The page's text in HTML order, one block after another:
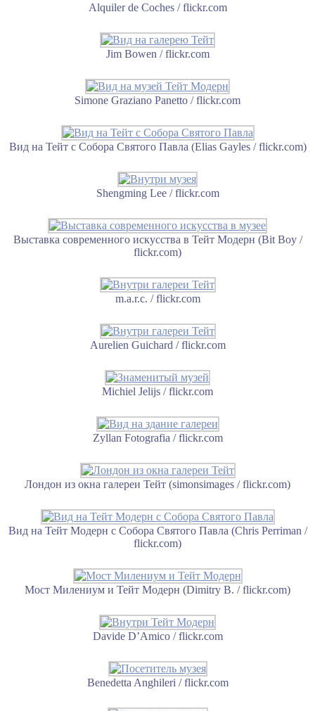
Alquiler de Coches / flickr.com
Jim Bowen / flickr.com
Simone Graziano Panetto / flickr.com
Вид на Тейт с Собора Святого Павла (Elias Gayles / flickr.com)
Shengming Lee / flickr.com
Выставка современного искусства в Тейт Модерн (Bit Boy /
flickr.com)
m.a.r.c. / flickr.com
Aurelien Guichard / flickr.com
Michiel Jelijs / flickr.com
Zyllan Fotografia / flickr.com
Лондон из окна галереи Тейт (simonsimages / flickr.com)
Вид на Тейт Модерн с Собора Святого Павла (Chris Perriman /
flickr.com)
Мост Милениум и Тейт Модерн (Dimitry B. / flickr.com)
Davide D’Amico / flickr.com
Benedetta Anghileri / flickr.com